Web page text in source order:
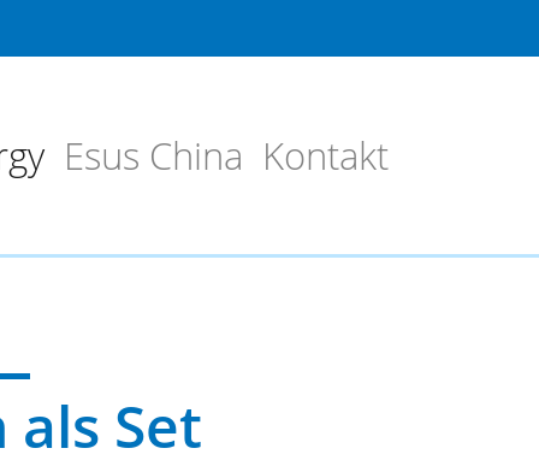
Esus China Kontakt
als Set